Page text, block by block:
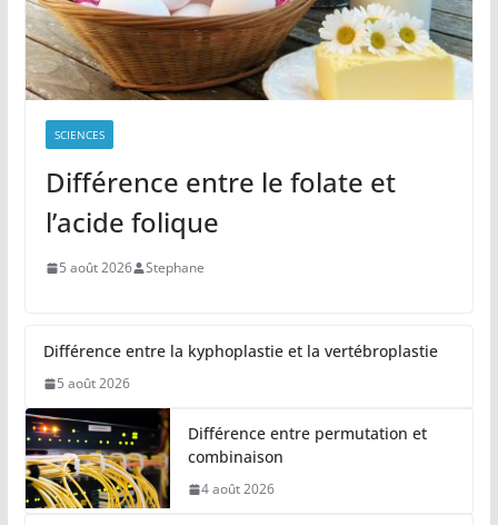
Différence entre le folate et
l’acide folique
5 août 2026 Stephane
Différence entre la kyphoplastie et la vertébroplastie
5 août 2026
Différence entre permutation et
combinaison
4 août 2026